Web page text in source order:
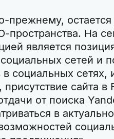
прежнему, остается
пространства. На
является
сетей и
социальных сетях,
сайта в
от поиска
в